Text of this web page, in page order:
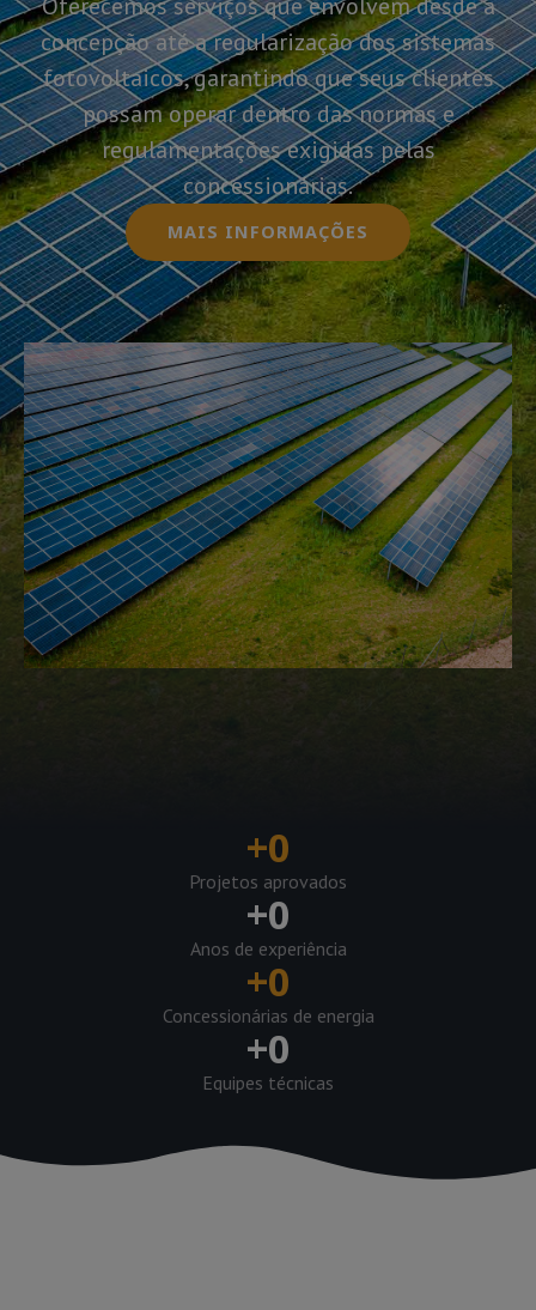
concepção até a regularização dos sistemas
fotovoltaicos, garantindo que seus clientes
possam operar dentro das normas e
regulamentações exigidas pelas
concessionárias.
MAIS INFORMAÇÕES
+0
Projetos aprovados
+0
Anos de experiência
+0
Concessionárias de energia
+0
Equipes técnicas